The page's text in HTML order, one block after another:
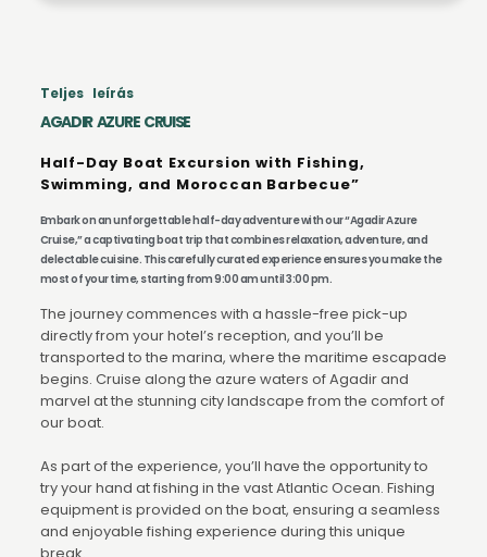
Teljes leírás
AGADIR AZURE CRUISE
Half-Day Boat Excursion with Fishing,
Swimming, and Moroccan Barbecue”
Embark on an unforgettable half-day adventure with our “Agadir Azure
Cruise,” a captivating boat trip that combines relaxation, adventure, and
delectable cuisine. This carefully curated experience ensures you make the
most of your time, starting from 9:00 am until 3:00 pm.
The journey commences with a hassle-free pick-up
directly from your hotel’s reception, and you’ll be
transported to the marina, where the maritime escapade
begins. Cruise along the azure waters of Agadir and
marvel at the stunning city landscape from the comfort of
our boat.
As part of the experience, you’ll have the opportunity to
try your hand at fishing in the vast Atlantic Ocean. Fishing
equipment is provided on the boat, ensuring a seamless
and enjoyable fishing experience during this unique
break.